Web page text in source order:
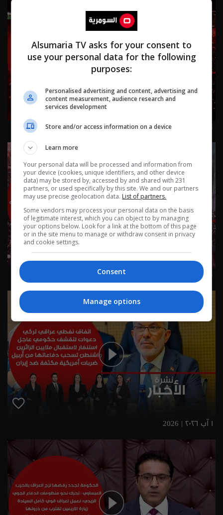
نشرة ٢ آب ٢٠٢٦ | 2026
١ آب ٢٠٢٦ | 2026
Alsumaria TV asks for your consent to
use your personal data for the following
purposes:
Personalised advertising and content, advertising and
content measurement, audience research and
services development
Store and/or access information on a device
Learn more
Your personal data will be processed and information from
your device (cookies, unique identifiers, and other device
data) may be stored by, accessed by and shared with 231
partners, or used specifically by this site. We and our partners
may use precise geolocation data. List of partners.
Some vendors may process your personal data on the basis
of legitimate interest, which you can object to by managing
your options below. Look for a link at the bottom of this page
or in the site menu to manage or withdraw consent in privacy
and cookie settings.
Consent
Manage options